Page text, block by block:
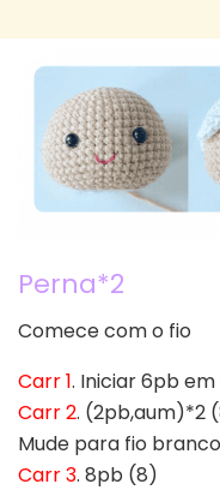
Perna*2
Comece com o fio
Carr 1. Iniciar 6pb
Carr 2. (2pb,aum)*2
Mude para fio
Carr 3. 8pb (8)